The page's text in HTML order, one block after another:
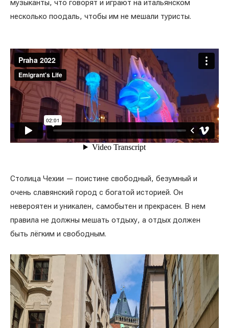
музыканты, что говорят и играют на итальянском
несколько поодаль, чтобы им не мешали туристы.
Столица Чехии — поистине свободный, безумный и
очень славянский город с богатой историей. Он
невероятен и уникален, самобытен и прекрасен. В нем
правила не должны мешать отдыху, а отдых должен
быть лёгким и свободным.